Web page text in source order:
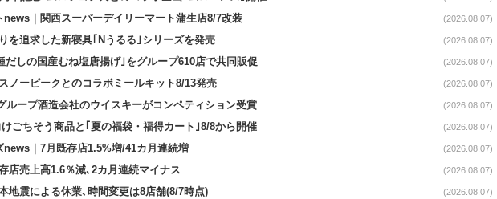
news｜関西スーパーデイリーマート蒲生店8/7改装 (2026.08.07)
を追求した新寝具｢Nうるる｣シリーズを発売 (2026.08.07)
しの国産むね塩唐揚げ｣をグループ610店で共同販促 (2026.08.07)
ノーピークとのコラボミールキット8/13発売 (2026.08.07)
ループ酒造会社のウイスキーがコンペティション受賞 (2026.08.07)
ごちそう商品と｢夏の福袋・福得カート｣8/8から開催 (2026.08.07)
news｜7月既存店1.5%増/41カ月連続増 (2026.08.07)
店売上高1.6％減､2カ月連続マイナス (2026.08.07)
地震による休業､時間変更は8店舗(8/7時点) (2026.08.07)